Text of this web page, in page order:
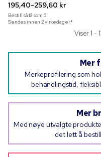
195,40-259,60 kr
Bestill så få som 5
Sendes innen 2 virkedager*
Viser 1 -
Mer
Merkeprofilering som
behandlingstid,
Mer
Med nøye utvalgte
det lett å